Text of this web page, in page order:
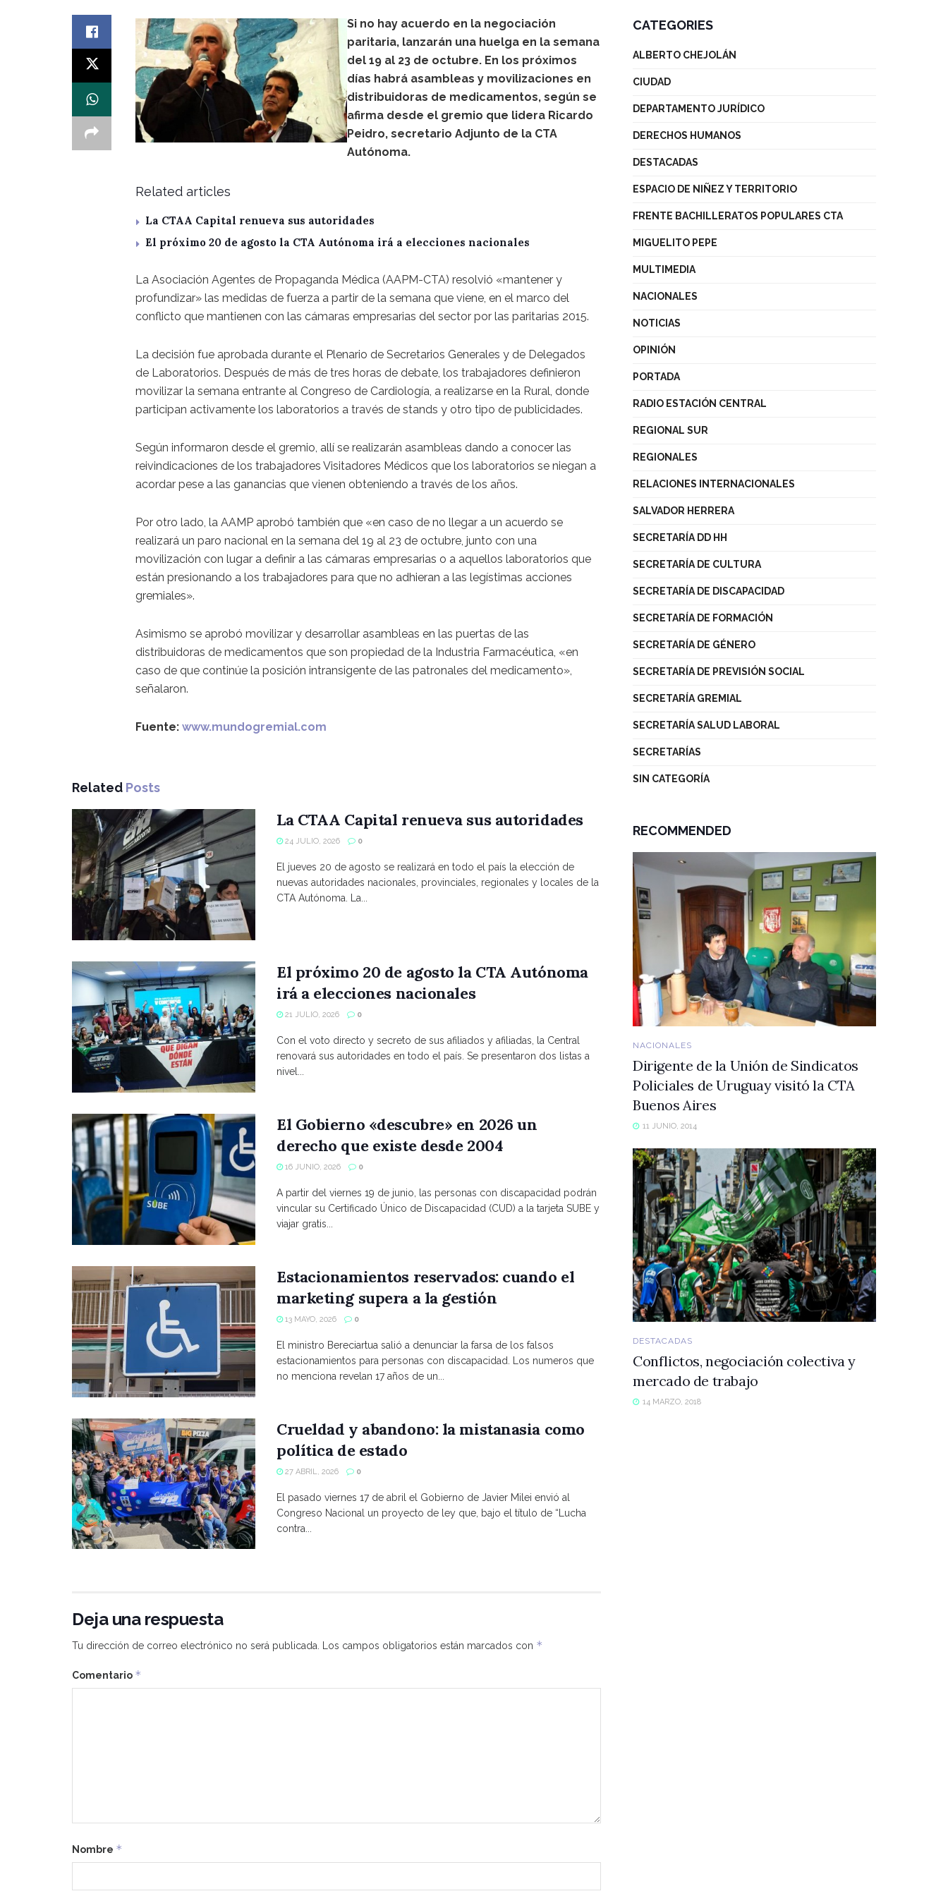
Si no hay acuerdo en la negociación
paritaria, lanzarán una huelga en la semana
del 19 al 23 de octubre. En los próximos
días habrá asambleas y movilizaciones en
distribuidoras de medicamentos, según se
afirma desde el gremio que lidera Ricardo
Peidro, secretario Adjunto de la CTA
Autónoma.
Related articles
La CTAA Capital renueva sus autoridades
El próximo 20 de agosto la CTA Autónoma irá a elecciones nacionales
La Asociación Agentes de Propaganda Médica (AAPM-CTA) resolvió «mantener y
profundizar» las medidas de fuerza a partir de la semana que viene, en el marco del
conflicto que mantienen con las cámaras empresarias del sector por las paritarias 2015.
La decisión fue aprobada durante el Plenario de Secretarios Generales y de Delegados
de Laboratorios. Después de más de tres horas de debate, los trabajadores definieron
movilizar la semana entrante al Congreso de Cardiología, a realizarse en la Rural, donde
participan activamente los laboratorios a través de stands y otro tipo de publicidades.
Según informaron desde el gremio, allí se realizarán asambleas dando a conocer las
reivindicaciones de los trabajadores Visitadores Médicos que los laboratorios se niegan a
acordar pese a las ganancias que vienen obteniendo a través de los años.
Por otro lado, la AAMP aprobó también que «en caso de no llegar a un acuerdo se
realizará un paro nacional en la semana del 19 al 23 de octubre, junto con una
movilización con lugar a definir a las cámaras empresarias o a aquellos laboratorios que
están presionando a los trabajadores para que no adhieran a las legístimas acciones
gremiales».
Asimismo se aprobó movilizar y desarrollar asambleas en las puertas de las
distribuidoras de medicamentos que son propiedad de la Industria Farmacéutica, «en
caso de que continúe la posición intransigente de las patronales del medicamento»,
señalaron.
Fuente: www.mundogremial.com
Related Posts
La CTAA Capital renueva sus autoridades
24 JULIO, 2026 0
El jueves 20 de agosto se realizará en todo el país la elección de
nuevas autoridades nacionales, provinciales, regionales y locales de la
CTA Autónoma. La...
El próximo 20 de agosto la CTA Autónoma
irá a elecciones nacionales
21 JULIO, 2026 0
Con el voto directo y secreto de sus afiliados y afiliadas, la Central
renovará sus autoridades en todo el país. Se presentaron dos listas a
nivel...
El Gobierno «descubre» en 2026 un
derecho que existe desde 2004
16 JUNIO, 2026 0
A partir del viernes 19 de junio, las personas con discapacidad podrán
vincular su Certificado Único de Discapacidad (CUD) a la tarjeta SUBE y
viajar gratis...
Estacionamientos reservados: cuando el
marketing supera a la gestión
13 MAYO, 2026 0
El ministro Bereciartua salió a denunciar la farsa de los falsos
estacionamientos para personas con discapacidad. Los numeros que
no menciona revelan 17 años de un...
Crueldad y abandono: la mistanasia como
política de estado
27 ABRIL, 2026 0
El pasado viernes 17 de abril el Gobierno de Javier Milei envió al
Congreso Nacional un proyecto de ley que, bajo el título de “Lucha
contra...
Deja una respuesta
Tu dirección de correo electrónico no será publicada. Los campos obligatorios están marcados con *
Comentario *
Nombre *
CATEGORIES
ALBERTO CHEJOLÁN
CIUDAD
DEPARTAMENTO JURÍDICO
DERECHOS HUMANOS
DESTACADAS
ESPACIO DE NIÑEZ Y TERRITORIO
FRENTE BACHILLERATOS POPULARES CTA
MIGUELITO PEPE
MULTIMEDIA
NACIONALES
NOTICIAS
OPINIÓN
PORTADA
RADIO ESTACIÓN CENTRAL
REGIONAL SUR
REGIONALES
RELACIONES INTERNACIONALES
SALVADOR HERRERA
SECRETARÍA DD HH
SECRETARÍA DE CULTURA
SECRETARÍA DE DISCAPACIDAD
SECRETARÍA DE FORMACIÓN
SECRETARÍA DE GÉNERO
SECRETARÍA DE PREVISIÓN SOCIAL
SECRETARÍA GREMIAL
SECRETARÍA SALUD LABORAL
SECRETARÍAS
SIN CATEGORÍA
RECOMMENDED
NACIONALES
Dirigente de la Unión de Sindicatos
Policiales de Uruguay visitó la CTA
Buenos Aires
11 JUNIO, 2014
DESTACADAS
Conflictos, negociación colectiva y
mercado de trabajo
14 MARZO, 2018